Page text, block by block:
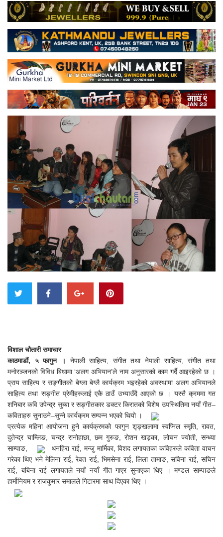
विशाल चौतारी समाचार
काठमाडौं, ५ फागुन । नेपाली साहित्य, संगीत तथानेपाली साहित्य, संगीत तथा
मनोरञ्जनको विविध बिधामा ‘अलग अभियान’ले नाम अनुसारको काम गर्दै आइरहेको छ ।
प्राय साहित्य र सङ्गीतको बेग्ला बेग्लै कार्यक्रम भइरहेको अवस्थामा अलग अभियानले
साहित्य तथा सङ्गीत प्रेमीहरुलाई एकै ठाउँ उभ्याउँदै आएको छ । यस्तै क्रममा गत
शनिबार कवि उपेन्द्र सुब्बा र सङ्गीतकार डक्टर किरातको विशेष उपस्थितिमा नयाँ गीत–
कविताहरु सुनाउने–सुन्ने कार्यक्रम सम्पन्न भएको थियो ।
प्रत्येक महिना आयोजना हुने कार्यक्रमको फागुन शृङ्खलामा स्वप्निल स्मृति, रावत,
दुतेन्द्र चाम्लिङ, चन्द्र रानोहाछा, छम गुरुङ, रोशन खड्का, लोचन ज्योती, सन्ध्या
साम्पाङ,
धनहिरा राई, मन्जु मार्मिका, विशद लगायतका कविहरुले कविता वाचन
गरेका थिए भने मेलिना राई, रेवत राई, भिमसेना राई, लिला तामाङ, सविना राई, सचिन
राई, बबिना राई लगायतले नयाँ–नयाँ गीत गाएर सुनाएका थिए । मण्डल साम्पाङले
हार्मोनियम र राजकुमार समालले गिटारमा साथ दिएका थिए ।